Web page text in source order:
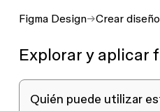
Figma Design Crear
Explorar y aplicar
Quién puede utilizar